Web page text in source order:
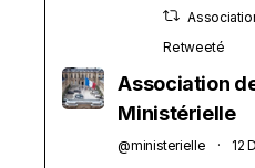
Retweeté
Association
Ministérielle
@ministerielle · 12